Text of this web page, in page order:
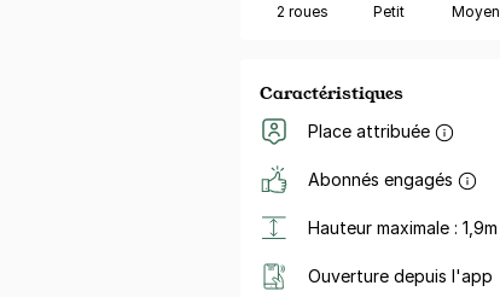
2 roues Petit Moyen
Caractéristiques
Place attribuée
Abonnés engagés
Hauteur maximale : 1,9m
Ouverture depuis l'app